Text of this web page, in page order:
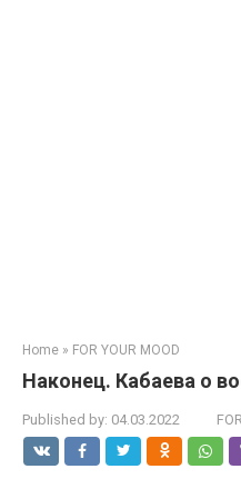
Home » FOR YOUR MOOD
Наконец. Кабаева о
Published by: 04.03.2022